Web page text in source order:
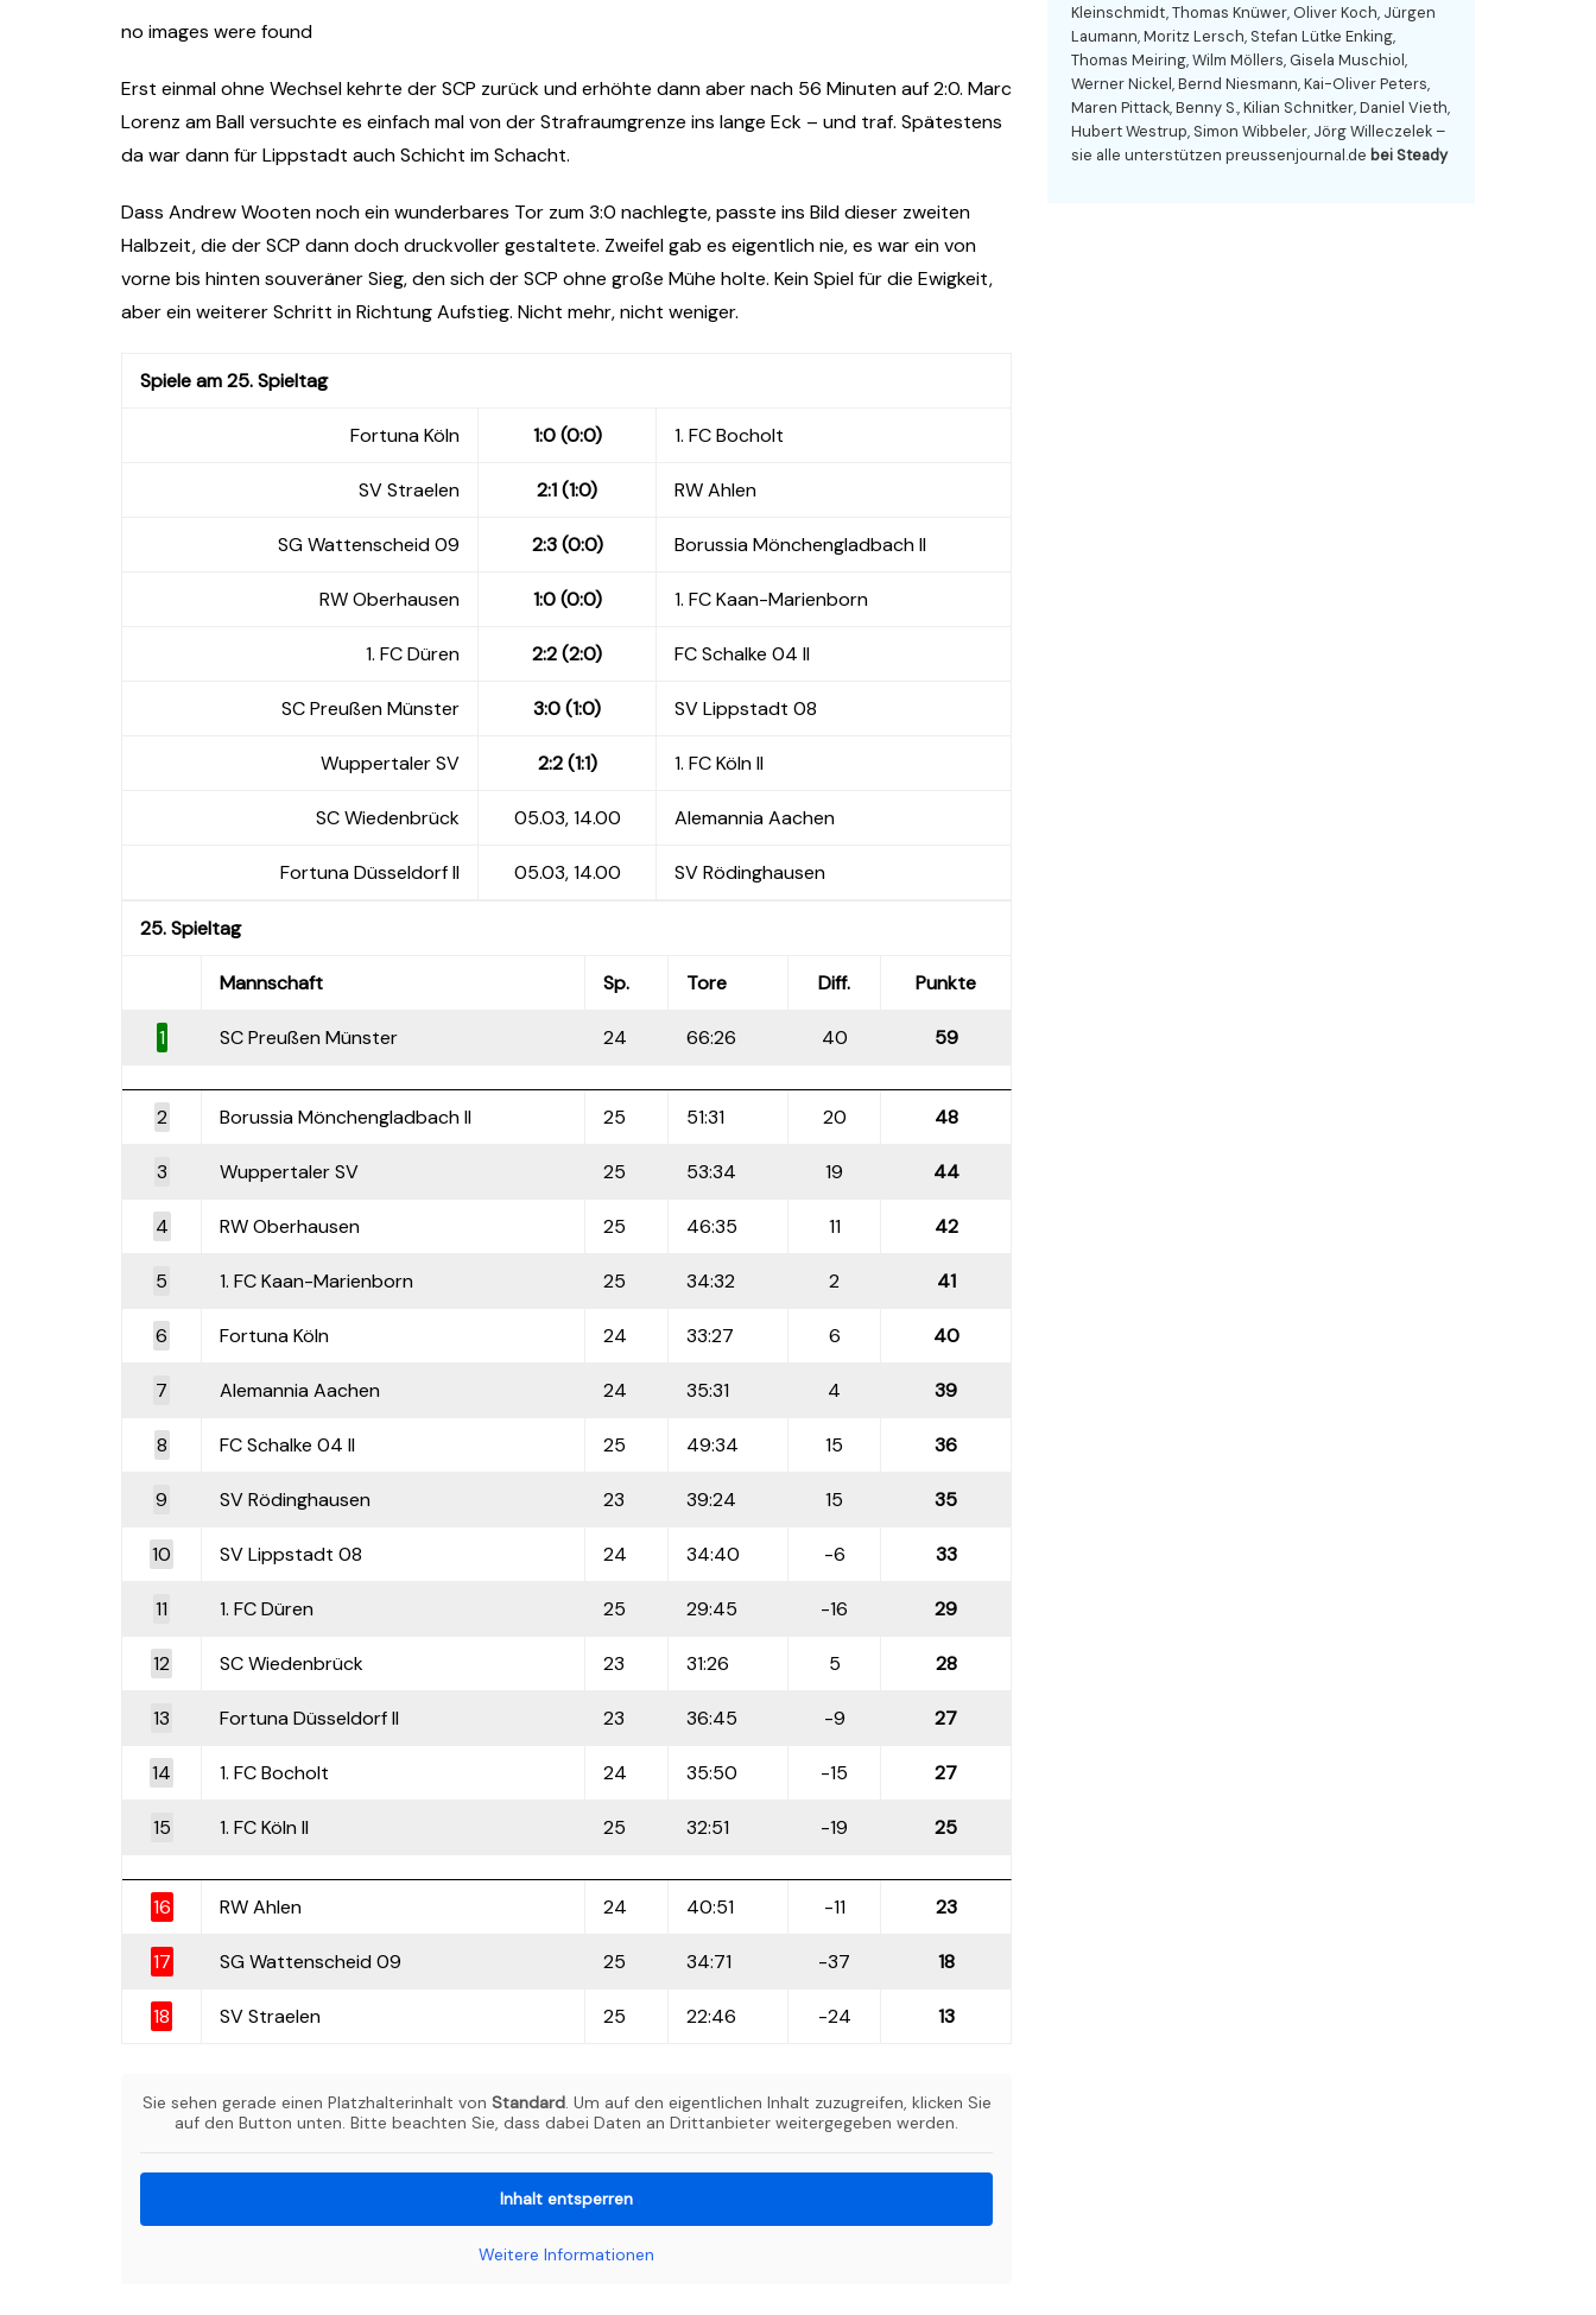
no images were found
Erst einmal ohne Wechsel kehrte der SCP zurück und erhöhte dann aber nach 56 Minuten auf 2:0. Marc
Lorenz am Ball versuchte es einfach mal von der Strafraumgrenze ins lange Eck – und traf. Spätestens
da war dann für Lippstadt auch Schicht im Schacht.
Dass Andrew Wooten noch ein wunderbares Tor zum 3:0 nachlegte, passte ins Bild dieser zweiten
Halbzeit, die der SCP dann doch druckvoller gestaltete. Zweifel gab es eigentlich nie, es war ein von
vorne bis hinten souveräner Sieg, den sich der SCP ohne große Mühe holte. Kein Spiel für die Ewigkeit,
aber ein weiterer Schritt in Richtung Aufstieg. Nicht mehr, nicht weniger.
Spiele am 25. Spieltag
Fortuna Köln 1:0 (0:0) 1. FC Bocholt
SV Straelen 2:1 (1:0) RW Ahlen
SG Wattenscheid 09 2:3 (0:0) Borussia Mönchengladbach II
RW Oberhausen 1:0 (0:0) 1. FC Kaan-Marienborn
1. FC Düren 2:2 (2:0) FC Schalke 04 II
SC Preußen Münster 3:0 (1:0) SV Lippstadt 08
Wuppertaler SV 2:2 (1:1) 1. FC Köln II
SC Wiedenbrück 05.03, 14.00 Alemannia Aachen
Fortuna Düsseldorf II 05.03, 14.00 SV Rödinghausen
25. Spieltag
Mannschaft Sp. Tore Diff. Punkte
1 SC Preußen Münster 24 66:26 40 59
2 Borussia Mönchengladbach II 25 51:31 20 48
3 Wuppertaler SV 25 53:34 19 44
4 RW Oberhausen 25 46:35 11 42
5 1. FC Kaan-Marienborn 25 34:32 2 41
6 Fortuna Köln 24 33:27 6 40
7 Alemannia Aachen 24 35:31 4 39
8 FC Schalke 04 II 25 49:34 15 36
9 SV Rödinghausen 23 39:24 15 35
10 SV Lippstadt 08 24 34:40 -6 33
11 1. FC Düren 25 29:45 -16 29
12 SC Wiedenbrück 23 31:26 5 28
13 Fortuna Düsseldorf II 23 36:45 -9 27
14 1. FC Bocholt 24 35:50 -15 27
15 1. FC Köln II 25 32:51 -19 25
16 RW Ahlen 24 40:51 -11 23
17 SG Wattenscheid 09 25 34:71 -37 18
18 SV Straelen 25 22:46 -24 13
Sie sehen gerade einen Platzhalterinhalt von Standard. Um auf den eigentlichen Inhalt zuzugreifen, klicken Sie
auf den Button unten. Bitte beachten Sie, dass dabei Daten an Drittanbieter weitergegeben werden.
Inhalt entsperren
Weitere Informationen
Kleinschmidt, Thomas Knüwer, Oliver Koch, Jürgen
Laumann, Moritz Lersch, Stefan Lütke Enking,
Thomas Meiring, Wilm Möllers, Gisela Muschiol,
Werner Nickel, Bernd Niesmann, Kai-Oliver Peters,
Maren Pittack, Benny S., Kilian Schnitker, Daniel Vieth,
Hubert Westrup, Simon Wibbeler, Jörg Willeczelek –
sie alle unterstützen preussenjournal.de bei Steady